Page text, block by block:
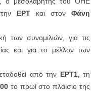
ΕΡΤ και στον Φάνη
των συνομιλιών, για τις
και για το μέλλον των
από την ΕΡΤ1, τη
το πρωί στο πλαίσιο της